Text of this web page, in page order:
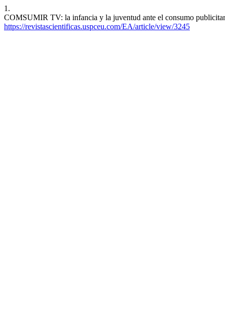
1.
COMSUMIR TV: la infancia y la juventud ante el consumo
https://revistascientificas.uspceu.com/EA/article/view/3245